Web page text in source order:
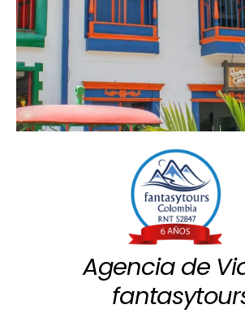
Agencia de